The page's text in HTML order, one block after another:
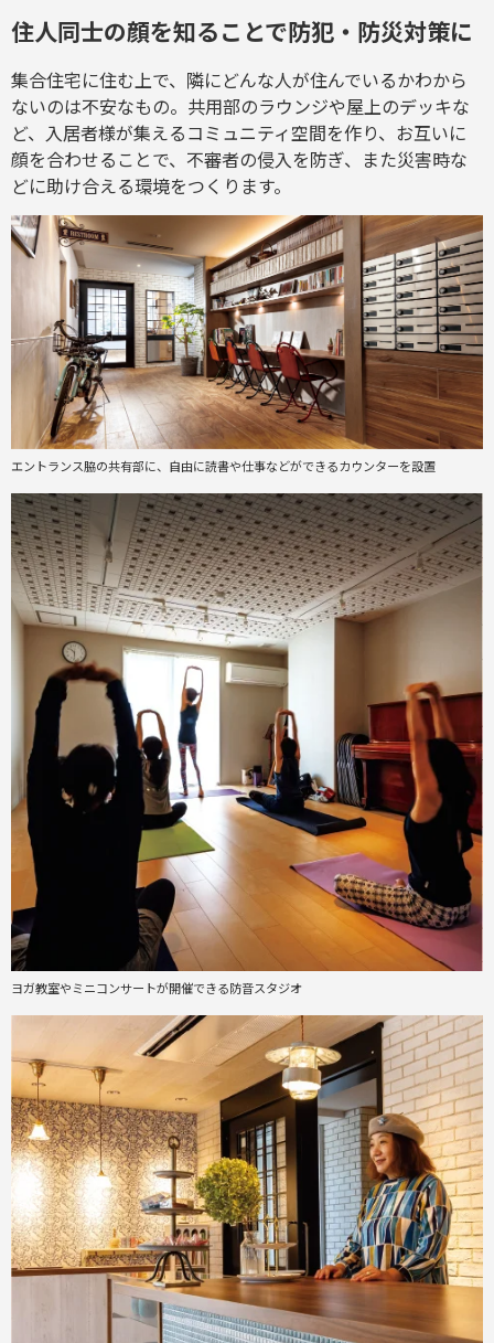
住人同士の顔を知ることで防犯・防災対策に
集合住宅に住む上で、隣にどんな人が住んでいるかわから
ないのは不安なもの。共用部のラウンジや屋上のデッキな
ど、入居者様が集えるコミュニティ空間を作り、お互いに
顔を合わせることで、不審者の侵入を防ぎ、また災害時な
どに助け合える環境をつくります。
エントランス脇の共有部に、自由に読書や仕事などができるカウンターを設置
ヨガ教室やミニコンサートが開催できる防音スタジオ